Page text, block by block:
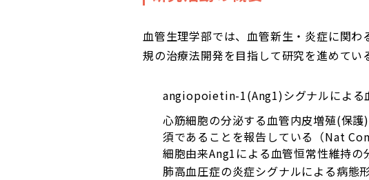
血管生理学部では、血管新生・炎症に関
規の治療法開発を目指して研究を進めて
angiopoietin-1(Ang1)シグナルによる
心筋細胞の分泌する血管内皮増殖(保
須であることを報告している（Nat
細胞由来Ang1による血管恒常性維持の
肺高血圧症の炎症シグナルによる病態